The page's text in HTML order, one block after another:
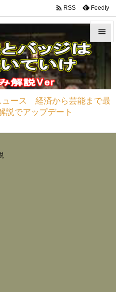
ース 経済から芸能まで最
説でアップデート


サイド


 RSS Feedly